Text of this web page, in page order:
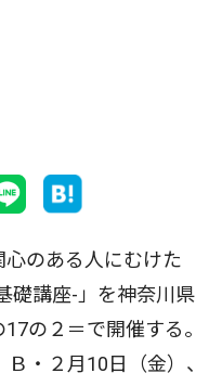
のある人にむけた
礎講座-」を神奈川県
の２＝で開催する。
・２月10日（金）、